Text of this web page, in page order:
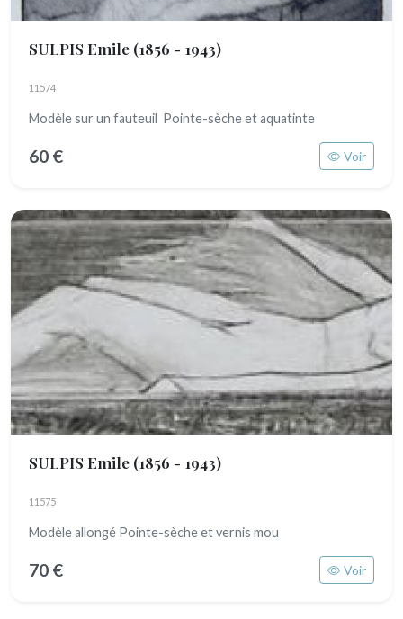
SULPIS Emile (1856 - 1943)
11574
Modèle sur un fauteuil Pointe-sèche et aquatinte
60 € Voir
SULPIS Emile (1856 - 1943)
11575
Modèle allongé Pointe-sèche et vernis mou
70 € Voir